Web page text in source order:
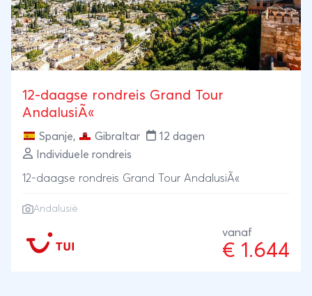
12-daagse rondreis Grand Tour
AndalusiÃ«
Spanje, Gibraltar
12 dagen
Individuele rondreis
12-daagse rondreis Grand Tour AndalusiÃ«
Andalusië
vanaf
€ 1.644